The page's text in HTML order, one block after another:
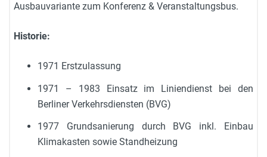
Ausbauvariante zum Konferenz & Veranstaltungsbus.
Historie:
1971 Erstzulassung
1971 – 1983 Einsatz im Liniendienst bei den
Berliner Verkehrsdiensten (BVG)
1977 Grundsanierung durch BVG inkl. Einbau
Klimakasten sowie Standheizung